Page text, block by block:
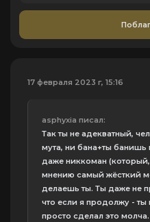
17 февраля 2023 г, 15:16
asphyxia писал:
Так ты не адекватный,
мута, ни бана+ты банишь
даже никкоман
мнению самый жёсткий
делаешь ты. Ты даже не
что если я продолжу -
просто сделал это молча.